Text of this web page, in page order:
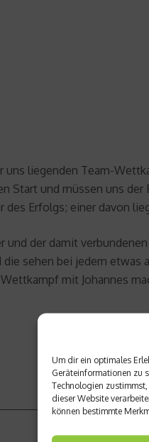
Um dir ein optimales
Geräteinformationen zu
Technologien
dieser Website
können bestimmte
liegenden Team-
Start und müssen uns
des Erfolgs; einer davon
der damit
sehen bei jedem etwas
mit Johannes